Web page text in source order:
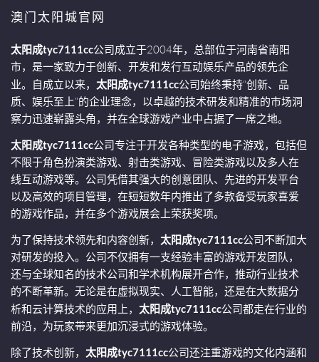
澳门太阳城官网
太阳成tyc7111cc公司成立于2004年，总部位于河南省南阳
市，是一家致力于创新、开发和发行互动娱乐产品的领先企
业。自成立以来， 太阳成tyc7111cc公司始终秉持“创新、品
质、娱乐至上”的企业理念，以卓越的技术研发和精准的市场洞
察力迅速崭露头角，并在全球游戏产业中占据了一席之地。
太阳成tyc7111cc公司专注于开发各种类型的电子游戏，包括但
不限于角色扮演类游戏、射击类游戏、冒险类游戏以及多人在
线互动游戏等。公司凭借其强大的创意团队、先进的开发平台
以及高效的项目管理，在短短数年内推出了多款备受玩家喜爱
的游戏作品，并在多个游戏展会上荣获奖项。
为了保持技术领先和内容创新， 太阳成tyc7111cc公司不断加大
对研发的投入。公司不仅拥有一支经验丰富的游戏开发团队，
还与全球知名的技术公司和学术机构展开合作，推动行业技术
的不断革新。无论是在虚拟现实、人工智能，还是在大数据分
析和云计算技术的应用上， 太阳成tyc7111cc公司都走在行业的
前沿，为玩家带来更加沉浸式的游戏体验。
除了技术创新， 太阳成tyc7111cc公司还注重游戏的文化内涵和